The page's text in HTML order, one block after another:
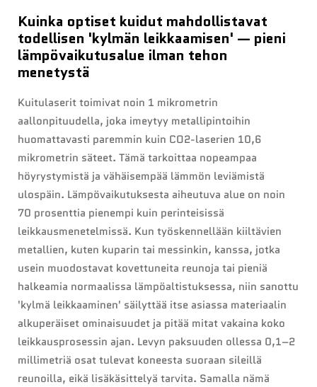
Kuinka optiset kuidut mahdollistavat
todellisen 'kylmän leikkaamisen' — pieni
lämpövaikutusalue ilman tehon
menetystä
Kuitulaserit toimivat noin 1 mikrometrin
aallonpituudella, joka imeytyy metallipintoihin
huomattavasti paremmin kuin CO2-laserien 10,6
mikrometrin säteet. Tämä tarkoittaa nopeampaa
höyrystymistä ja vähäisempää lämmön leviämistä
ulospäin. Lämpövaikutuksesta aiheutuva alue on noin
70 prosenttia pienempi kuin perinteisissä
leikkausmenetelmissä. Kun työskennellään kiiltävien
metallien, kuten kuparin tai messinkin, kanssa, jotka
usein muodostavat kovettuneita reunoja tai pieniä
halkeamia normaalissa lämpöaltistuksessa, niin sanottu
'kylmä leikkaaminen' säilyttää itse asiassa materiaalin
alkuperäiset ominaisuudet ja pitää mitat vakaina koko
leikkausprosessin ajan. Levyn paksuuden ollessa 0,1–2
millimetriä osat tulevat koneesta suoraan sileillä
reunoilla, eikä lisäkäsittelyä tarvita. Samalla nämä